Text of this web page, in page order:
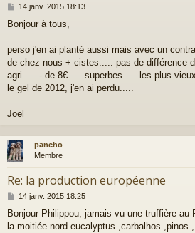
M
s
a
g
14 janv. 2015 18:13
Bonjour à tous,
perso j'en ai planté aussi mais avec un
de chez nous + cistes..... pas de différence
agri..... - de 8€..... superbes..... les plus
le gel de 2012, j'en ai perdu.....
Joel
pancho
Membre
Re: la production européenne
M
s
s
14 janv. 2015 18:25
Bonjour Philippou, jamais vu une truffière au
la moitiée nord eucalyptus ,carbalhos ,pinos